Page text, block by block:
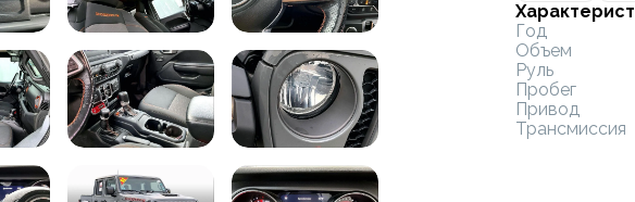
Год
Объем
Руль
Пробег
Привод
Трансмиссия